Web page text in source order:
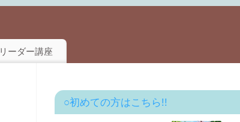
リーダー講座
○初めての方はこちら!!